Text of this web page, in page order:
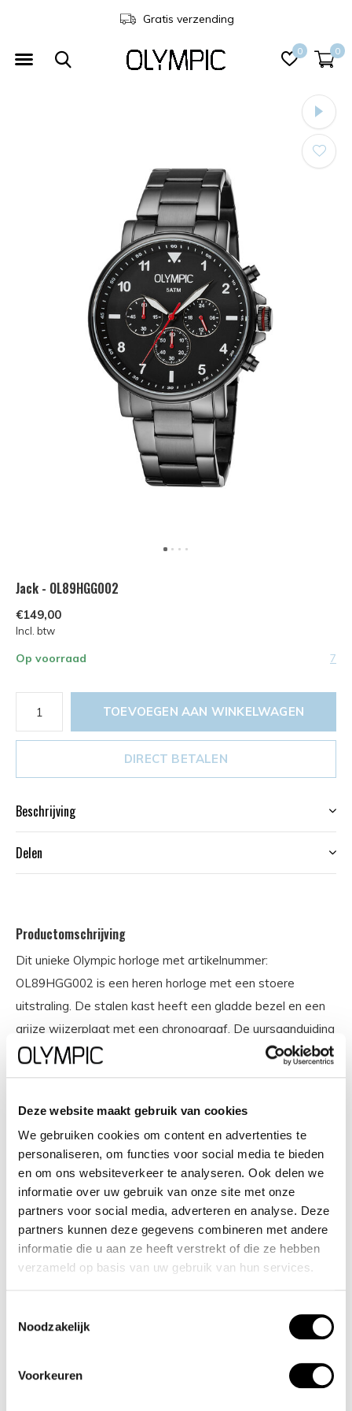
Deze website maakt gebruik van cookies
We gebruiken cookies om content en advertenties te
personaliseren, om functies voor social media te bieden
en om ons websiteverkeer te analyseren. Ook delen we
informatie over uw gebruik van onze site met onze
partners voor social media, adverteren en analyse. Deze
partners kunnen deze gegevens combineren met andere
informatie die u aan ze heeft verstrekt of die ze hebben
verzameld op basis van uw gebruik van hun services.
Noodzakelijk
Voorkeuren
0 0
Gratis verzending
Jack - OL89HGG002
€149,00
Incl. btw
Op voorraad 7
TOEVOEGEN AAN WINKELWAGEN
DIRECT BETALEN
Beschrijving
Delen
Productomschrijving
Dit unieke Olympic horloge met artikelnummer:
OL89HGG002 is een heren horloge met een stoere
uitstraling. De stalen kast heeft een gladde bezel en een
grijze wijzerplaat met een chronograaf. De uursaanduiding
is opvallend door de lumibrite en rode strepen en wijzers.
Dit geeft het horloge een stoer uiterlijk. Aan de stalen kast
Het horloge heeft een mineraalglas, een doorsnee van
44mm en is 5ATM.
Waterdichtheid 5ATM
Dit horloge is bestand tegen water bij het zwemmen en
douchen. Dit horloge is niet bestand tegen (grote)
waterdruk dus je kunt er niet mee duiken.
Het merk
horlogemerk Olympic levert stoere chronografen, slimline